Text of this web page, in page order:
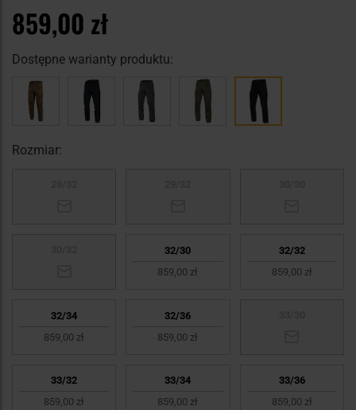
859,00 zł
Dostępne warianty produktu:
Rozmiar:
32/30
859,00 zł
32/32
859,00 zł
32/34
859,00 zł
32/36
859,00 zł
33/32
859,00 zł
33/34
859,00 zł
33/36
859,00 zł